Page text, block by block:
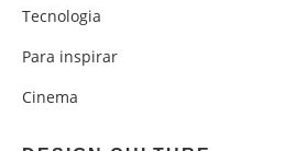
Tecnologia
Para inspirar
Cinema